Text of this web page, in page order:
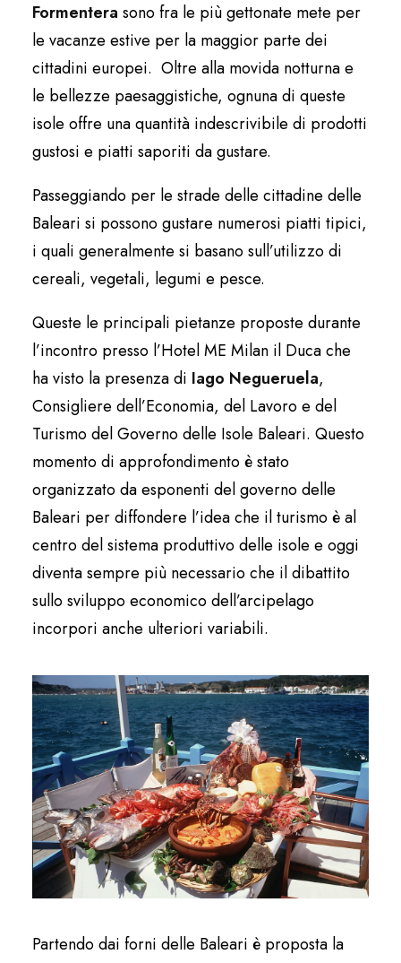
Formentera sono fra le più gettonate mete per
le vacanze estive per la maggior parte dei
cittadini europei. Oltre alla movida notturna e
le bellezze paesaggistiche, ognuna di queste
isole offre una quantità indescrivibile di prodotti
gustosi e piatti saporiti da gustare.
Passeggiando per le strade delle cittadine delle
Baleari si possono gustare numerosi piatti tipici,
i quali generalmente si basano sull’utilizzo di
cereali, vegetali, legumi e pesce.
Queste le principali pietanze proposte durante
l’incontro presso l’Hotel ME Milan il Duca che
ha visto la presenza di Iago Negueruela,
Consigliere dell’Economia, del Lavoro e del
Turismo del Governo delle Isole Baleari. Questo
momento di approfondimento è stato
organizzato da esponenti del governo delle
Baleari per diffondere l’idea che il turismo è al
centro del sistema produttivo delle isole e oggi
diventa sempre più necessario che il dibattito
sullo sviluppo economico dell’arcipelago
incorpori anche ulteriori variabili.
Partendo dai forni delle Baleari è proposta la